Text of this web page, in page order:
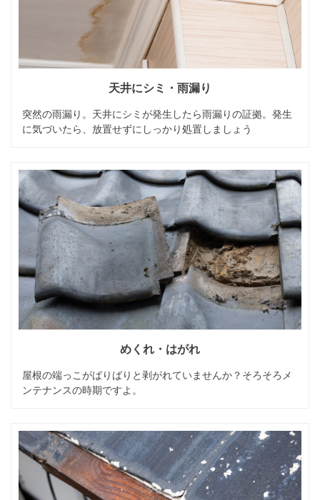
天井にシミ・雨漏り
突然の雨漏り。天井にシミが発生したら雨漏りの証拠。発生
に気づいたら、放置せずにしっかり処置しましょう
めくれ・はがれ
屋根の端っこがばりばりと剥がれていませんか？そろそろメ
ンテナンスの時期ですよ。